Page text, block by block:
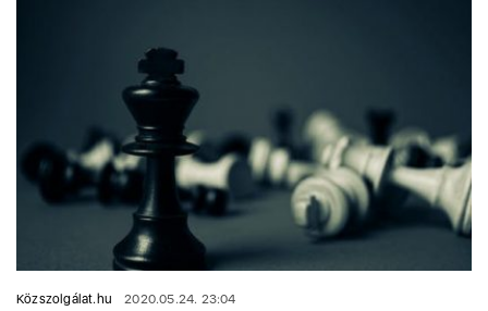
Közszolgálat.hu 2020.05.24. 23:04